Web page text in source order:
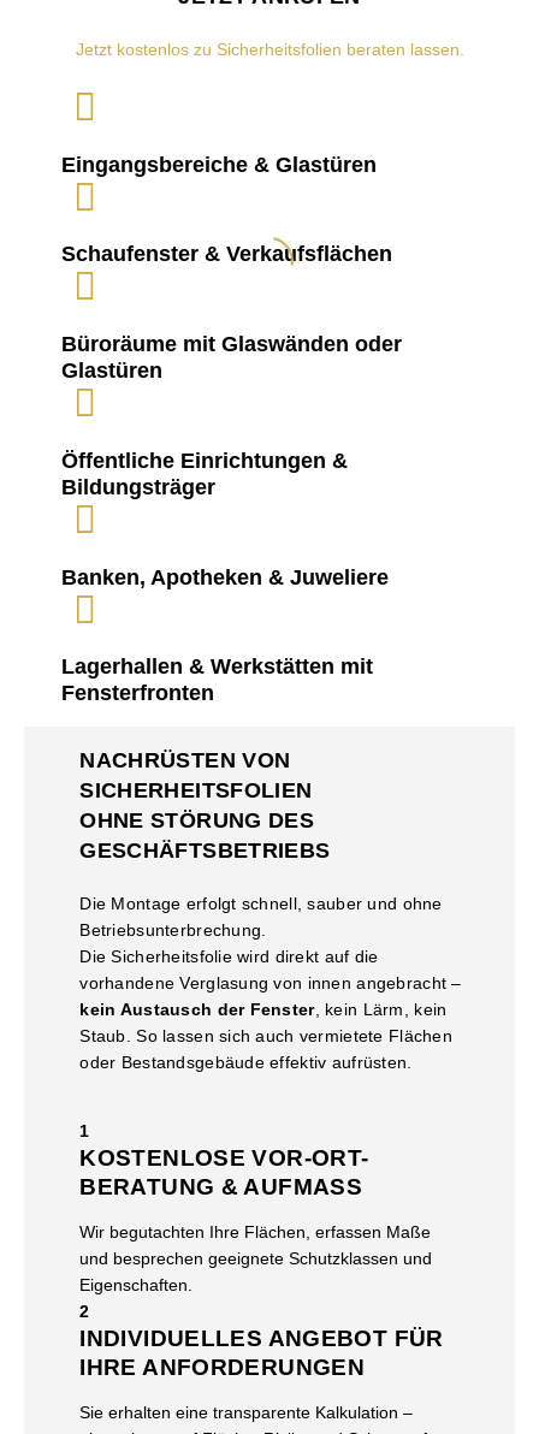
Jetzt kostenlos zu Sicherheitsfolien beraten lassen.
Eingangsbereiche & Glastüren
Schaufenster & Verkaufsflächen
Büroräume mit Glaswänden oder
Glastüren
Öffentliche Einrichtungen &
Bildungsträger
Banken, Apotheken & Juweliere
Lagerhallen & Werkstätten mit
Fensterfronten
NACHRÜSTEN VON
SICHERHEITSFOLIEN
OHNE STÖRUNG DES
GESCHÄFTSBETRIEBS
Die Montage erfolgt schnell, sauber und ohne
Betriebsunterbrechung.
Die Sicherheitsfolie wird direkt auf die
vorhandene Verglasung von innen angebracht –
kein Austausch der Fenster, kein Lärm, kein
Staub. So lassen sich auch vermietete Flächen
oder Bestandsgebäude effektiv aufrüsten.
1
KOSTENLOSE VOR-ORT-
BERATUNG & AUFMASS
Wir begutachten Ihre Flächen, erfassen Maße
und besprechen geeignete Schutzklassen und
Eigenschaften.
2
INDIVIDUELLES ANGEBOT FÜR
IHRE ANFORDERUNGEN
Sie erhalten eine transparente Kalkulation –